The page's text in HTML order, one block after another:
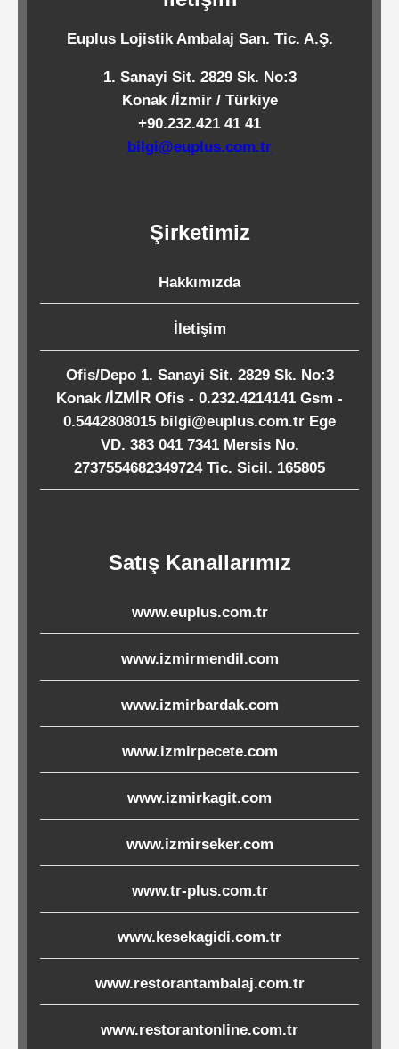
Kağıtları
Standart
Kağıtları
Poşetler
Sarf
Malzemeleri
Pizza
ve
Pide
Kutuları
Boxlar
Naturepack
Karton
Yemek
Kapları
Karton
Bardaklar
İkram
Setleri
Euplus Lojistik Ambalaj San. Tic. A.Ş.
1. Sanayi Sit. 2829 Sk. No:3
Konak /İzmir / Türkiye
+90.232.421 41 41
bilgi@euplus.com.tr
Şirketimiz
Hakkımızda
İletişim
Ofis/Depo 1. Sanayi Sit. 2829 Sk. No:3
Konak /İZMİR Ofis - 0.232.4214141 Gsm -
0.5442808015 bilgi@euplus.com.tr Ege
VD. 383 041 7341 Mersis No.
2737554682349724 Tic. Sicil. 165805
Satış Kanallarımız
www.euplus.com.tr
www.izmirmendil.com
www.izmirbardak.com
www.izmirpecete.com
www.izmirkagit.com
www.izmirseker.com
www.tr-plus.com.tr
www.kesekagidi.com.tr
www.restorantambalaj.com.tr
www.restorantonline.com.tr